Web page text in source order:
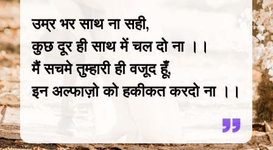
उम्र भर साथ ना सही,
कुछ दूर ही साथ में चल दो ना ।।
मैं सचमे तुम्हारी ही वजूद हूँ,
इन अल्फाज़ो को हकीकत करदो ना ।।